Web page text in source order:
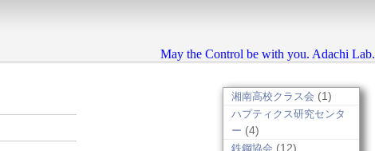
May the Control be with you. Adachi Lab.
湘南高校クラス会 (1)
ハプティクス研究センタ
ー (4)
鉄鋼協会 (12)